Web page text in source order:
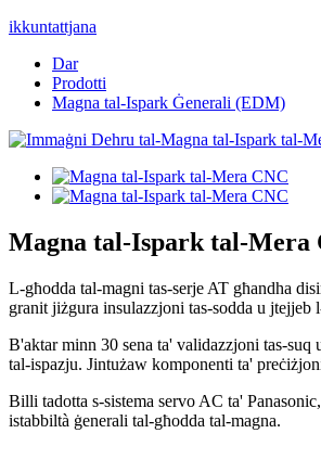
ikkuntattjana
Dar
Prodotti
Magna tal-Ispark Ġenerali (EDM)
Magna tal-Ispark tal-Mera
L-għodda tal-magni tas-serje AT għandha
granit jiżgura insulazzjoni tas-sodda u
B'aktar minn 30 sena ta' validazzjoni tas-
tal-ispazju. Jintużaw komponenti ta'
Billi tadotta s-sistema servo AC ta'
istabbiltà ġenerali tal-għodda tal-magna.